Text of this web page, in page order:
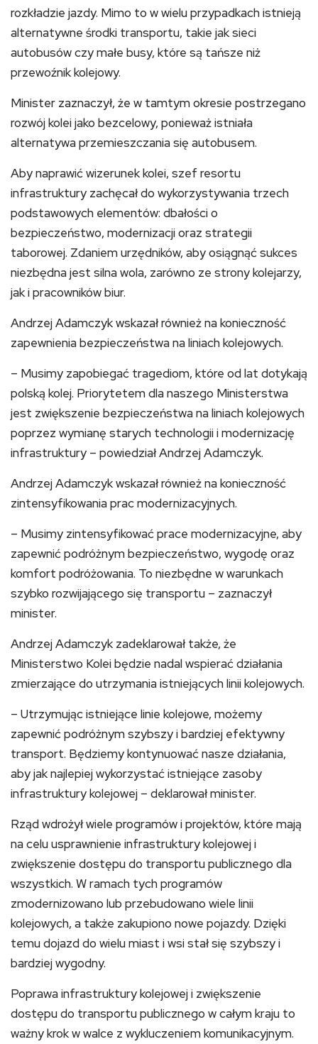
rozkładzie jazdy. Mimo to w wielu przypadkach istnieją
alternatywne środki transportu, takie jak sieci
autobusów czy małe busy, które są tańsze niż
przewoźnik kolejowy.
Minister zaznaczył, że w tamtym okresie postrzegano
rozwój kolei jako bezcelowy, ponieważ istniała
alternatywa przemieszczania się autobusem.
Aby naprawić wizerunek kolei, szef resortu
infrastruktury zachęcał do wykorzystywania trzech
podstawowych elementów: dbałości o
bezpieczeństwo, modernizacji oraz strategii
taborowej. Zdaniem urzędników, aby osiągnąć sukces
niezbędna jest silna wola, zarówno ze strony kolejarzy,
jak i pracowników biur.
Andrzej Adamczyk wskazał również na konieczność
zapewnienia bezpieczeństwa na liniach kolejowych.
– Musimy zapobiegać tragediom, które od lat dotykają
polską kolej. Priorytetem dla naszego Ministerstwa
jest zwiększenie bezpieczeństwa na liniach kolejowych
poprzez wymianę starych technologii i modernizację
infrastruktury – powiedział Andrzej Adamczyk.
Andrzej Adamczyk wskazał również na konieczność
zintensyfikowania prac modernizacyjnych.
– Musimy zintensyfikować prace modernizacyjne, aby
zapewnić podróżnym bezpieczeństwo, wygodę oraz
komfort podróżowania. To niezbędne w warunkach
szybko rozwijającego się transportu – zaznaczył
minister.
Andrzej Adamczyk zadeklarował także, że
Ministerstwo Kolei będzie nadal wspierać działania
zmierzające do utrzymania istniejących linii kolejowych.
– Utrzymując istniejące linie kolejowe, możemy
zapewnić podróżnym szybszy i bardziej efektywny
transport. Będziemy kontynuować nasze działania,
aby jak najlepiej wykorzystać istniejące zasoby
infrastruktury kolejowej – deklarował minister.
Rząd wdrożył wiele programów i projektów, które mają
na celu usprawnienie infrastruktury kolejowej i
zwiększenie dostępu do transportu publicznego dla
wszystkich. W ramach tych programów
zmodernizowano lub przebudowano wiele linii
kolejowych, a także zakupiono nowe pojazdy. Dzięki
temu dojazd do wielu miast i wsi stał się szybszy i
bardziej wygodny.
Poprawa infrastruktury kolejowej i zwiększenie
dostępu do transportu publicznego w całym kraju to
ważny krok w walce z wykluczeniem komunikacyjnym.